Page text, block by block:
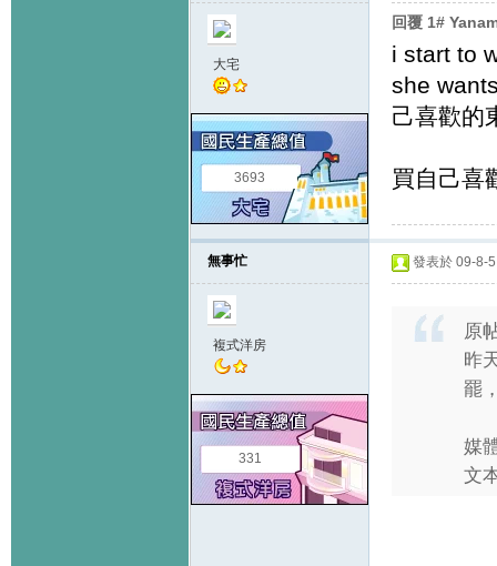
大宅
3693
回覆 1#
i start to
she
己喜歡的
買自己喜
無事忙
複式洋房
331
發表於 09-8-
原
昨
罷
媒
文